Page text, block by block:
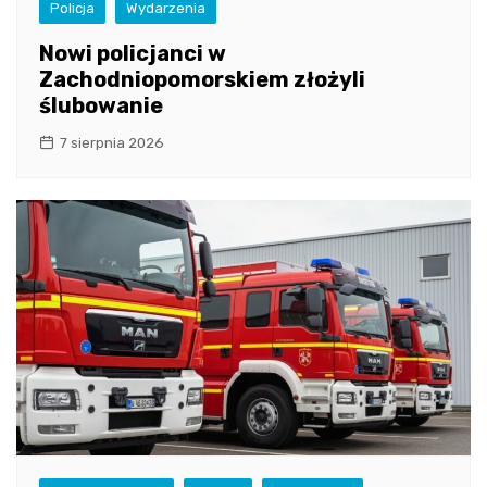
Policja Wydarzenia
Nowi policjanci w
Zachodniopomorskiem złożyli
ślubowanie
7 sierpnia 2026